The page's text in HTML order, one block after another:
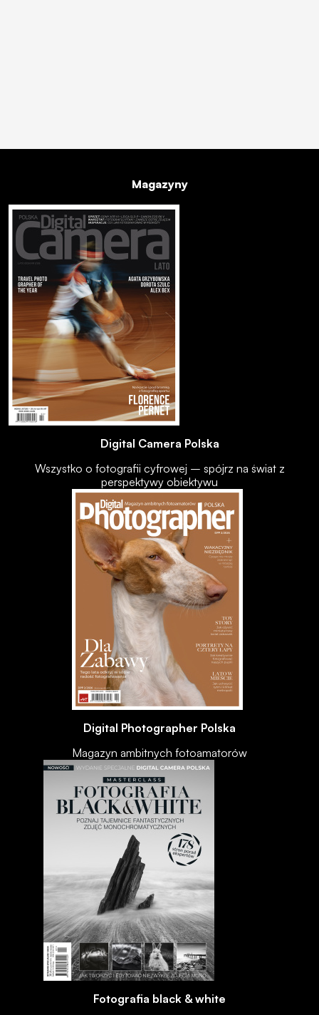
Magazyny
Digital Camera Polska
Wszystko o fotografii cyfrowej – spójrz na świat z
perspektywy obiektywu
Digital Photographer Polska
Magazyn ambitnych fotoamatorów
Fotografia black & white